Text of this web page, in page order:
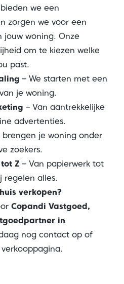
we een
zorgen we voor een
jouw woning. Onze
om te kiezen welke
past.
– We starten met een
je woning.
– Van aantrekkelijke
advertenties.
brengen je woning onder
zoekers.
Z – Van papierwerk tot
regelen alles.
verkopen?
Copandi Vastgoed,
in
nog contact op of
verkooppagina.